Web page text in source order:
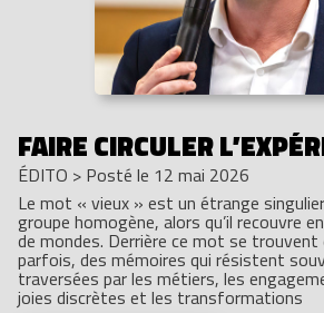
FAIRE CIRCULER
ÉDITO > Posté le 12 mai 2026
Le mot « vieux » est un étrange
groupe homogène, alors qu’il recouvre
de mondes. Derrière ce mot se
parfois, des mémoires qui résistent
traversées par les métiers, les
joies discrètes et les transformations